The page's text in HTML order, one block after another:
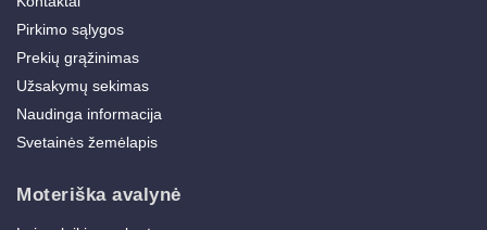
Pirkimo sąlygos
Prekių grąžinimas
Užsakymų sekimas
Naudinga informacija
Svetainės žemėlapis
Moteriška avalynė